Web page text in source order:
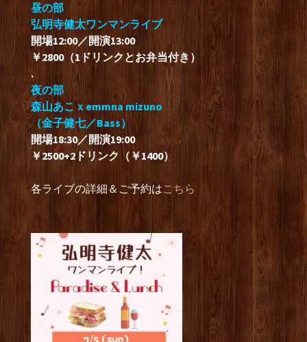
昼の部
弘明寺健太ワンマンライブ
開場12:00／開演13:00
￥2800（1ドリンクとお弁当付き）
.
夜の部
森山あこｘemmna mizuno
（金子健七／Bass）
開場18:30／開演19:00
￥2500+2ドリンク（￥1400）
各ライブの詳細＆ご予約はこちら